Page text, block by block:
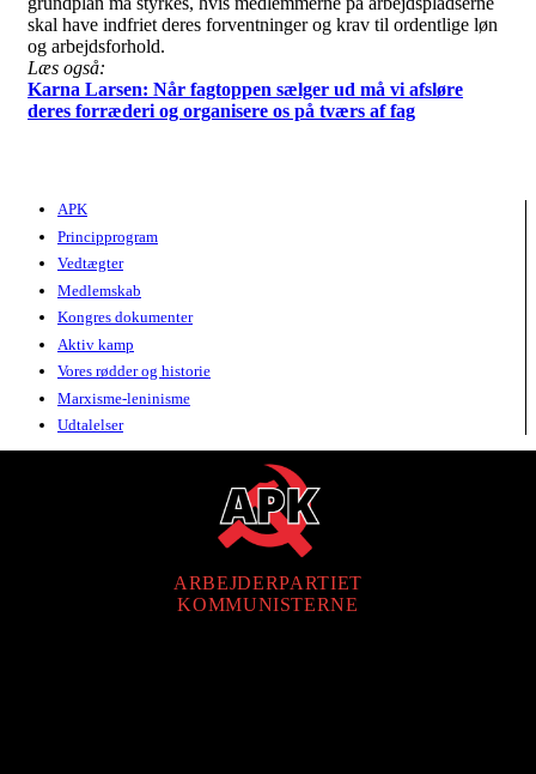
skal have indfriet deres forventninger og krav til ordentlige løn
og arbejdsforhold.
Læs også:
Karna Larsen: Når fagtoppen sælger ud må vi afsløre
deres forræderi og organisere os på tværs af fag
APK
Principprogram
Vedtægter
Medlemskab
Kongres dokumenter
Aktiv kamp
Vores rødder og historie
Marxisme-leninisme
Udtalelser
ARBEJDERPARTIET
KOMMUNISTERNE